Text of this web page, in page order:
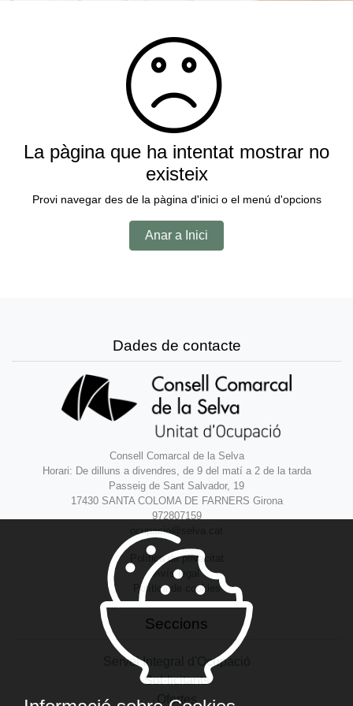
La pàgina que ha intentat mostrar no
existeix
Provi navegar des de la pàgina d'inici o el menú d'opcions
Anar a Inici
Dades de contacte
Consell Comarcal de la Selva
Horari: De dilluns a divendres, de 9 del matí a 2 de la tarda
Passeig de Sant Salvador, 19
17430 SANTA COLOMA DE FARNERS Girona
972807159
ocupacio@selva.cat
Política de privacitat
Avís legal
Política de cookies
Seccions
Servei Integral d'Ocupació
Sol·licitants
Ofertes